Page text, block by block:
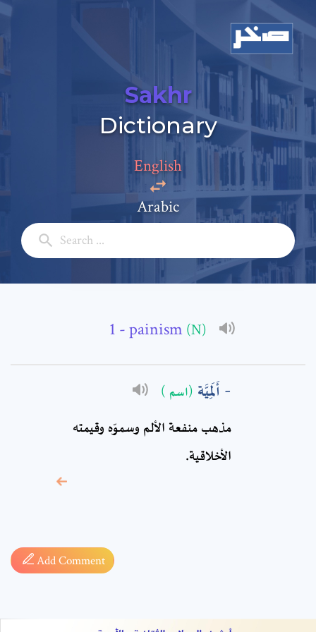
Sakhr
Dictionary
English
Arabic
- painism (N)
أَلَمِيَّة (اسم )
مذهب منفعة الألم وسموّه وقيمته
الأخلاقية.
Add Comment
Add a comment
Full Name: *
Comment: *